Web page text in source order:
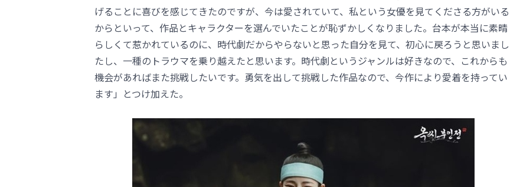
げることに喜びを感じてきたのですが、今は愛されていて、私という女優を見てくださる方がいる
からといって、作品とキャラクターを選んでいたことが恥ずかしくなりました。台本が本当に素晴
らしくて惹かれているのに、時代劇だからやらないと思った自分を見て、初心に戻ろうと思いまし
たし、一種のトラウマを乗り越えたと思います。時代劇というジャンルは好きなので、これからも
機会があればまた挑戦したいです。勇気を出して挑戦した作品なので、今作により愛着を持ってい
ます」とつけ加えた。